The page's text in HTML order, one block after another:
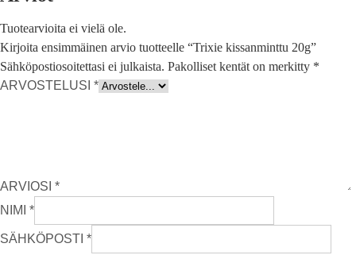
Tuotearvioita ei vielä ole.
Kirjoita ensimmäinen arvio tuotteelle “Trixie kissanminttu 20g”
Sähköpostiosoitettasi ei julkaista. Pakolliset kentät on merkitty *
ARVOSTELUSI *
ARVIOSI *
NIMI *
SÄHKÖPOSTI *